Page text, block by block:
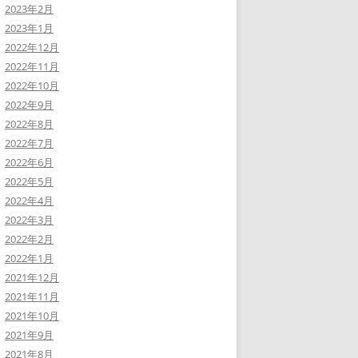
2023年2月
2023年1月
2022年12月
2022年11月
2022年10月
2022年9月
2022年8月
2022年7月
2022年6月
2022年5月
2022年4月
2022年3月
2022年2月
2022年1月
2021年12月
2021年11月
2021年10月
2021年9月
2021年8月